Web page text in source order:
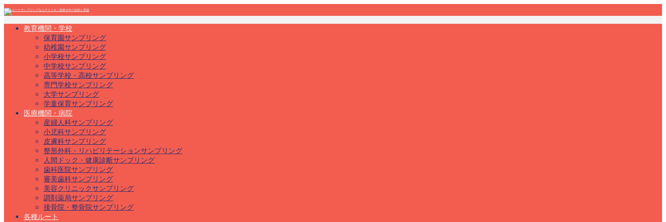
教育機関・学校
保育園サンプリング
幼稚園サンプリング
小学校サンプリング
中学校サンプリング
高等学校・高校サンプリング
専門学校サンプリング
大学サンプリング
学童保育サンプリング
医療機関・病院
産婦人科サンプリング
小児科サンプリング
皮膚科サンプリング
整形外科・リハビリテーションサンプリング
人間ドック・健康診断サンプリング
歯科医院サンプリング
審美歯科サンプリング
美容クリニックサンプリング
調剤薬局サンプリング
接骨院・整骨院サンプリング
各種ルート